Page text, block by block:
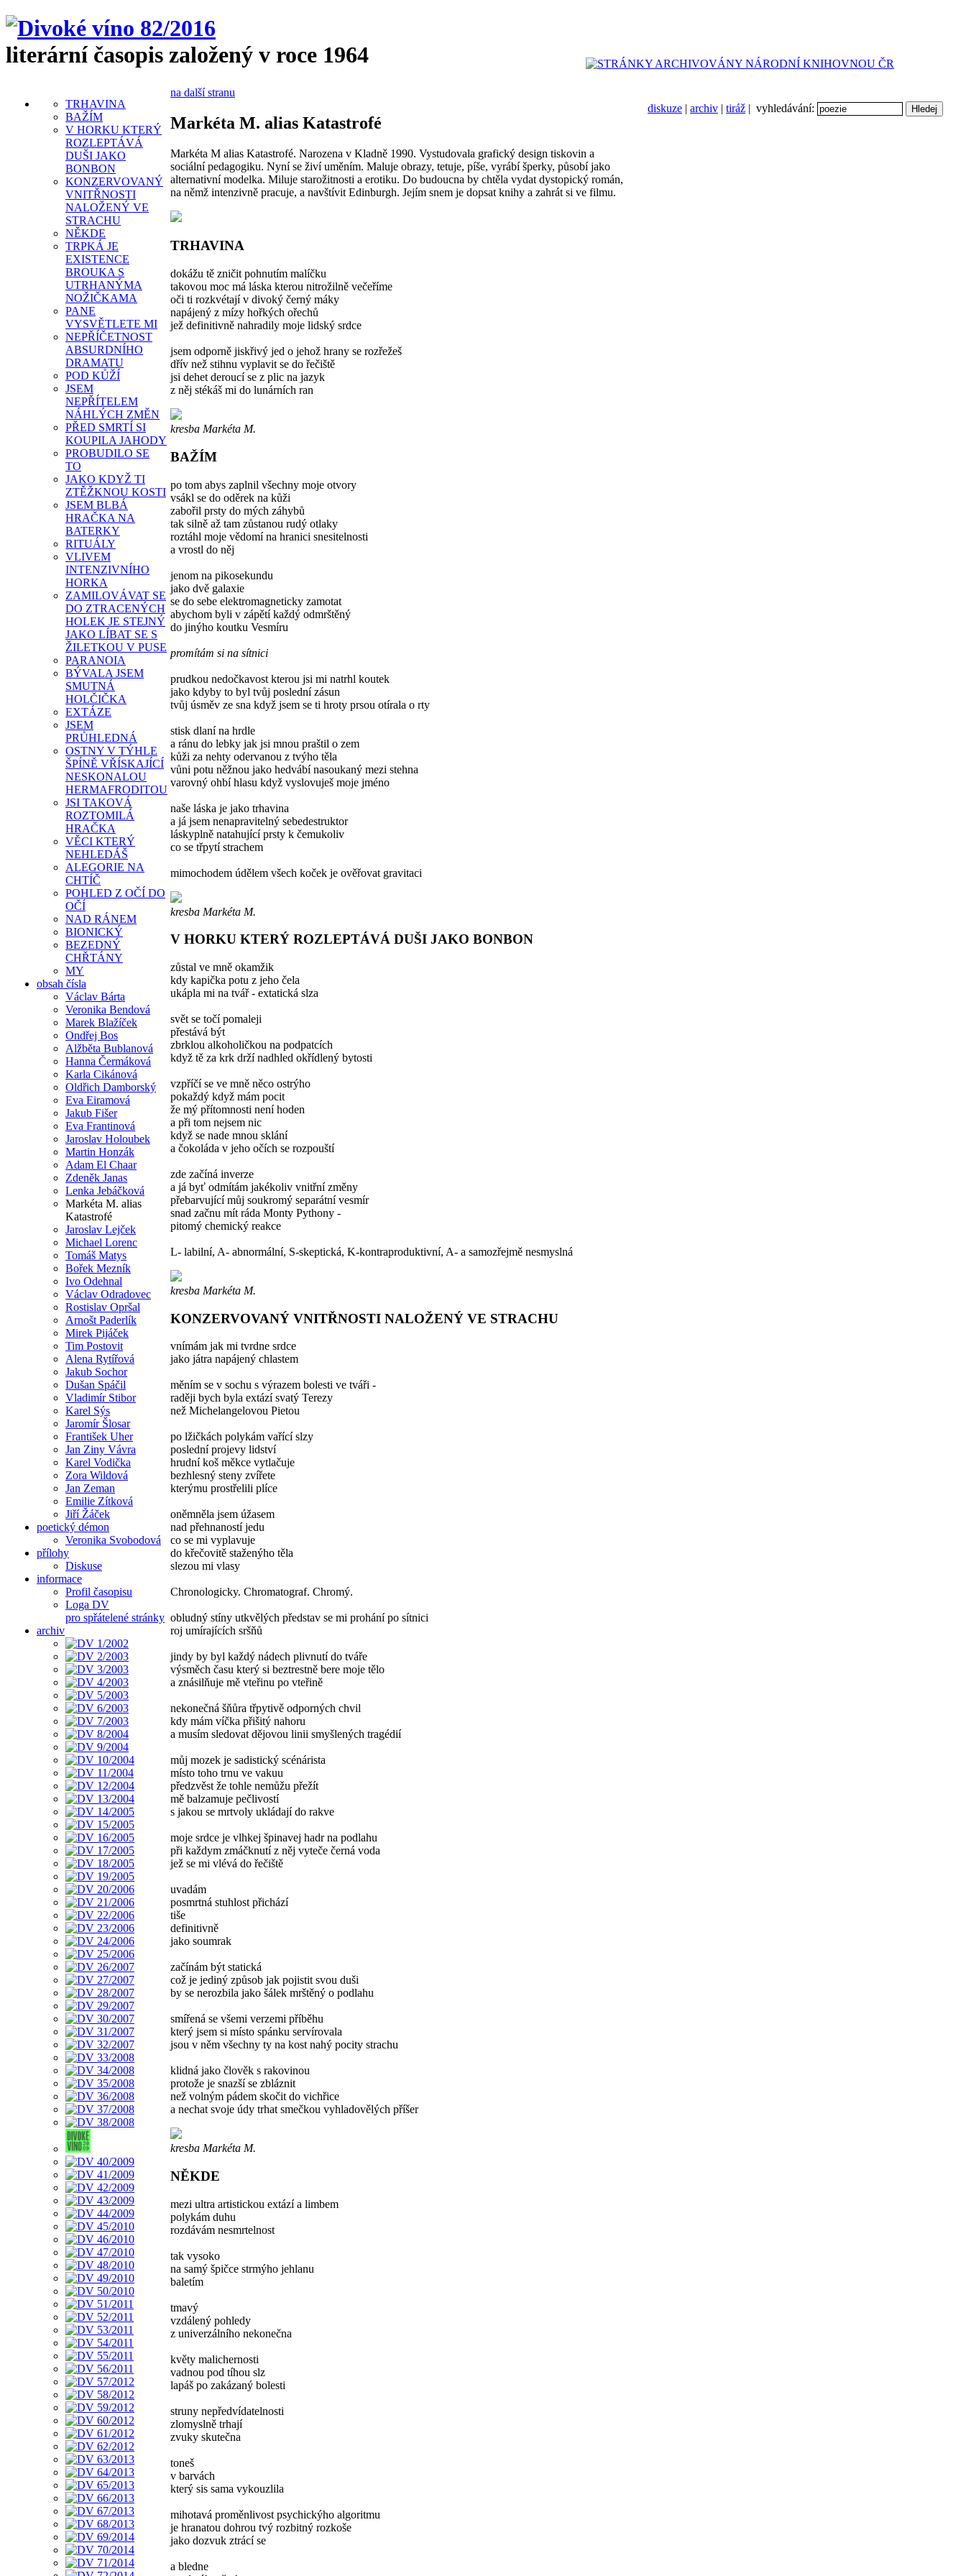
literární časopis založený v roce 1964
diskuze | archiv | tiráž | vyhledávání:
TRHAVINA
BAŽÍM
V HORKU KTERÝ
ROZLEPTÁVÁ
DUŠI JAKO
BONBON
KONZERVOVANÝ
VNITŘNOSTI
NALOŽENÝ VE
STRACHU
NĚKDE
TRPKÁ JE
EXISTENCE
BROUKA S
UTRHANÝMA
NOŽIČKAMA
PANE
VYSVĚTLETE MI
NEPŘÍČETNOST
ABSURDNÍHO
DRAMATU
POD KŮŽÍ
JSEM
NEPŘÍTELEM
NÁHLÝCH ZMĚN
PŘED SMRTÍ SI
KOUPILA JAHODY
PROBUDILO SE
TO
JAKO KDYŽ TI
ZTĚŽKNOU KOSTI
JSEM BLBÁ
HRAČKA NA
BATERKY
RITUÁLY
VLIVEM
INTENZIVNÍHO
HORKA
ZAMILOVÁVAT SE
DO ZTRACENÝCH
HOLEK JE STEJNÝ
JAKO LÍBAT SE S
ŽILETKOU V PUSE
PARANOIA
BÝVALA JSEM
SMUTNÁ
HOLČIČKA
EXTÁZE
JSEM
PRŮHLEDNÁ
OSTNY V TÝHLE
ŠPÍNĚ VŘÍSKAJÍCÍ
NESKONALOU
HERMAFRODITOU
JSI TAKOVÁ
ROZTOMILÁ
HRAČKA
VĚCI KTERÝ
NEHLEDÁŠ
ALEGORIE NA
CHTÍČ
POHLED Z OČÍ DO
OČÍ
NAD RÁNEM
BIONICKÝ
BEZEDNÝ
CHŘTÁNY
MY
obsah čísla
Václav Bárta
Veronika Bendová
Marek Blažíček
Ondřej Bos
Alžběta Bublanová
Hanna Čermáková
Karla Cikánová
Oldřich Damborský
Eva Eiramová
Jakub Fišer
Eva Frantinová
Jaroslav Holoubek
Martin Honzák
Adam El Chaar
Zdeněk Janas
Lenka Jebáčková
Markéta M. alias
Katastrofé
Jaroslav Lejček
Michael Lorenc
Tomáš Matys
Bořek Mezník
Ivo Odehnal
Václav Odradovec
Rostislav Opršal
Arnošt Paderlík
Mirek Pijáček
Tim Postovit
Alena Rytířová
Jakub Sochor
Dušan Spáčil
Vladimír Stibor
Karel Sýs
Jaromír Šlosar
František Uher
Jan Ziny Vávra
Karel Vodička
Zora Wildová
Jan Zeman
Emilie Zítková
Jiří Žáček
poetický démon
Veronika Svobodová
přílohy
Diskuse
informace
Profil časopisu
Loga DV
pro spřátelené stránky
archiv
na další stranu
Markéta M. alias Katastrofé
Markéta M alias Katastrofé. Narozena v Kladně 1990. Vystudovala grafický design tiskovin a
sociální pedagogiku. Nyní se živí uměním. Maluje obrazy, tetuje, píše, vyrábí šperky, působí jako
alternativní modelka. Miluje starožitnosti a erotiku. Do budoucna by chtěla vydat dystopický román,
na němž intenzivně pracuje, a navštívit Edinburgh. Jejím snem je dopsat knihy a zahrát si ve filmu.
TRHAVINA
dokážu tě zničit pohnutím malíčku
takovou moc má láska kterou nitrožilně večeříme
oči ti rozkvétají v divoký černý máky
napájený z mízy hořkých ořechů
jež definitivně nahradily moje lidský srdce
jsem odporně jiskřivý jed o jehož hrany se rozřežeš
dřív než stihnu vyplavit se do řečiště
jsi dehet deroucí se z plic na jazyk
z něj stékáš mi do lunárních ran
kresba Markéta M.
BAŽÍM
po tom abys zaplnil všechny moje otvory
vsákl se do oděrek na kůži
zabořil prsty do mých záhybů
tak silně až tam zůstanou rudý otlaky
roztáhl moje vědomí na hranici snesitelnosti
a vrostl do něj
jenom na pikosekundu
jako dvě galaxie
se do sebe elektromagneticky zamotat
abychom byli v zápětí každý odmrštěný
do jinýho koutku Vesmíru
promítám si na sítnici
prudkou nedočkavost kterou jsi mi natrhl koutek
jako kdyby to byl tvůj poslední zásun
tvůj úsměv ze sna když jsem se ti hroty prsou otírala o rty
stisk dlaní na hrdle
a ránu do lebky jak jsi mnou praštil o zem
kůži za nehty odervanou z tvýho těla
vůni potu něžnou jako hedvábí nasoukaný mezi stehna
varovný ohbí hlasu když vyslovuješ moje jméno
naše láska je jako trhavina
a já jsem nenapravitelný sebedestruktor
láskyplně natahující prsty k čemukoliv
co se třpytí strachem
mimochodem údělem všech koček je ověřovat gravitaci
kresba Markéta M.
V HORKU KTERÝ ROZLEPTÁVÁ DUŠI JAKO BONBON
zůstal ve mně okamžik
kdy kapička potu z jeho čela
ukápla mi na tvář - extatická slza
svět se točí pomaleji
přestává být
zbrklou alkoholičkou na podpatcích
když tě za krk drží nadhled okřídlený bytosti
vzpříčí se ve mně něco ostrýho
pokaždý když mám pocit
že mý přítomnosti není hoden
a při tom nejsem nic
když se nade mnou sklání
a čokoláda v jeho očích se rozpouští
zde začíná inverze
a já byť odmítám jakékoliv vnitřní změny
přebarvující můj soukromý separátní vesmír
snad začnu mít ráda Monty Pythony -
pitomý chemický reakce
L- labilní, A- abnormální, S-skeptická, K-kontraproduktivní, A- a samozřejmě nesmyslná
kresba Markéta M.
KONZERVOVANÝ VNITŘNOSTI NALOŽENÝ VE STRACHU
vnímám jak mi tvrdne srdce
jako játra napájený chlastem
měním se v sochu s výrazem bolesti ve tváři -
raději bych byla extází svatý Terezy
než Michelangelovou Pietou
po lžičkách polykám vařící slzy
poslední projevy lidství
hrudní koš měkce vytlačuje
bezhlesný steny zvířete
kterýmu prostřelili plíce
oněmněla jsem úžasem
nad přehnaností jedu
co se mi vyplavuje
do křečovitě staženýho těla
slezou mi vlasy
Chronologicky. Chromatograf. Chromý.
obludný stíny utkvělých představ se mi prohání po sítnici
roj umírajících sršňů
jindy by byl každý nádech plivnutí do tváře
výsměch času který si beztrestně bere moje tělo
a znásilňuje mě vteřinu po vteřině
nekonečná šňůra třpytivě odporných chvil
kdy mám víčka přišitý nahoru
a musím sledovat dějovou linii smyšlených tragédií
můj mozek je sadistický scénárista
místo toho trnu ve vakuu
předzvěst že tohle nemůžu přežít
mě balzamuje pečlivostí
s jakou se mrtvoly ukládají do rakve
moje srdce je vlhkej špinavej hadr na podlahu
při každym zmáčknutí z něj vyteče černá voda
jež se mi vlévá do řečiště
uvadám
posmrtná stuhlost přichází
tiše
definitivně
jako soumrak
začínám být statická
což je jediný způsob jak pojistit svou duši
by se nerozbila jako šálek mrštěný o podlahu
smířená se všemi verzemi příběhu
který jsem si místo spánku servírovala
jsou v něm všechny ty na kost nahý pocity strachu
klidná jako člověk s rakovinou
protože je snazší se zbláznit
než volným pádem skočit do vichřice
a nechat svoje údy trhat smečkou vyhladovělých příšer
kresba Markéta M.
NĚKDE
mezi ultra artistickou extází a limbem
polykám duhu
rozdávám nesmrtelnost
tak vysoko
na samý špičce strmýho jehlanu
baletím
tmavý
vzdálený pohledy
z univerzálního nekonečna
květy malichernosti
vadnou pod tíhou slz
lapáš po zakázaný bolesti
struny nepředvídatelnosti
zlomyslně trhají
zvuky skutečna
toneš
v barvách
který sis sama vykouzlila
mihotavá proměnlivost psychickýho algoritmu
je hranatou dohrou tvý rozbitný rozkoše
jako dozvuk ztrácí se
a bledne